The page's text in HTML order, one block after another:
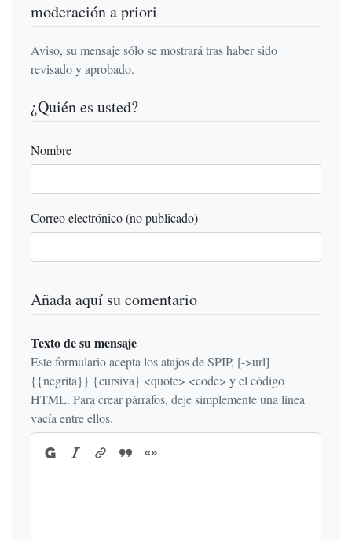
moderación a priori
Aviso, su mensaje sólo se mostrará tras haber sido
revisado y aprobado.
¿Quién es usted?
Nombre
Correo electrónico (no publicado)
Añada aquí su comentario
Texto de su mensaje
Este formulario acepta los atajos de SPIP, [->url]
{{negrita}} {cursiva} <quote> <code> y el código
HTML. Para crear párrafos, deje simplemente una línea
vacía entre ellos.